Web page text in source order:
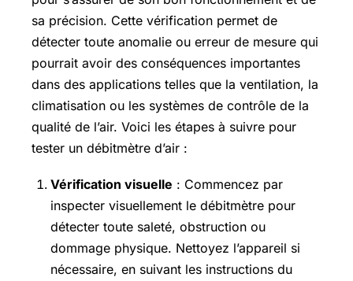
sa précision. Cette vérification permet de
détecter toute anomalie ou erreur de mesure qui
pourrait avoir des conséquences importantes
dans des applications telles que la ventilation, la
climatisation ou les systèmes de contrôle de la
qualité de l’air. Voici les étapes à suivre pour
tester un débitmètre d’air :
Vérification visuelle : Commencez par
inspecter visuellement le débitmètre pour
détecter toute saleté, obstruction ou
dommage physique. Nettoyez l’appareil si
nécessaire, en suivant les instructions du